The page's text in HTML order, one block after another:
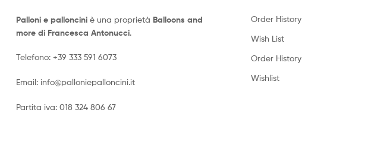
Palloni e palloncini è una proprietà Balloons and
more di Francesca Antonucci.
Telefono: +39 333 591 6073
Email: info@palloniepalloncini.it
Partita iva: 018 324 806 67
Order History
Wish List
Order History
Wishlist